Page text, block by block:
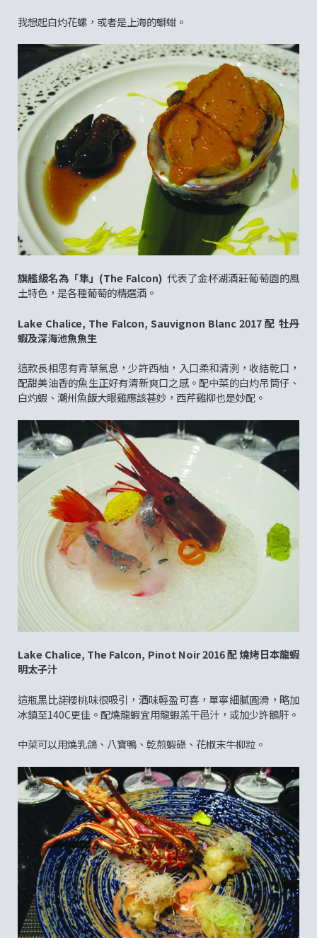
我想起白灼花螺，或者是上海的螄蚶。
旗艦級名為「隼」(The Falcon) 代表了金杯湖酒莊葡萄園的風
土特色，是各種葡萄的精選酒。
Lake Chalice, The Falcon, Sauvignon Blanc 2017 配 牡丹
蝦及深海池魚魚生
這款長相思有青草氣息，少許西柚，入口柔和清洌，收結乾口，
配甜美油香的魚生正好有清新爽口之感。配中菜的白灼吊筒仔、
白灼蝦、潮州魚飯大眼雞應該甚妙，西芹雞柳也是妙配。
Lake Chalice, The Falcon, Pinot Noir 2016 配 燒烤日本龍蝦
明太子汁
這瓶黑比諾櫻桃味很吸引，酒味輕盈可喜，單寧細膩圓滑，略加
冰鎮至140C更佳。配燒龍蝦宜用龍蝦羔干邑汁，或加少許鵝肝。
中菜可以用燒乳鴿、八寶鴨、乾煎蝦碌、花椒末牛柳粒。